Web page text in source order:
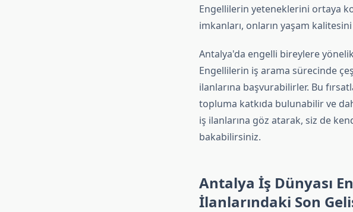
Engellilerin yeteneklerini ortaya
imkanları, onların yaşam
Antalya'da engelli bireylere
Engellilerin iş arama sürecinde
ilanlarına başvurabilirler. Bu
topluma katkıda bulunabilir ve
iş ilanlarına göz atarak, siz de
bakabilirsiniz.
Antalya İş Dünyası
İlanlarındaki Son